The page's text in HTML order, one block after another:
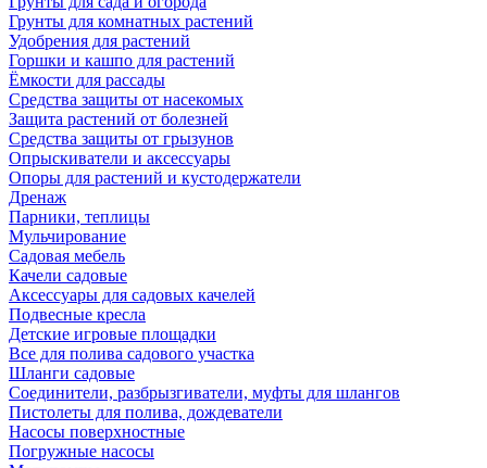
Грунты для комнатных растений
Удобрения для растений
Горшки и кашпо для растений
Ёмкости для рассады
Средства защиты от насекомых
Защита растений от болезней
Средства защиты от грызунов
Опрыскиватели и аксессуары
Опоры для растений и кустодержатели
Дренаж
Парники, теплицы
Мульчирование
Садовая мебель
Качели садовые
Аксессуары для садовых качелей
Подвесные кресла
Детские игровые площадки
Все для полива садового участка
Шланги садовые
Соединители, разбрызгиватели, муфты для шлангов
Пистолеты для полива, дождеватели
Насосы поверхностные
Погружные насосы